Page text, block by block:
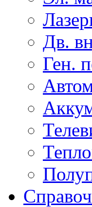
Дв.
Ген.